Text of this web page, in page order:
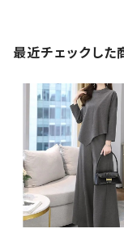
最近チェックした